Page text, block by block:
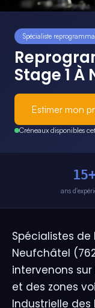
Spécialiste
Stage 1
Estimer mon
Créneaux disponibles
ans
Spécialistes
Neufchâtel
intervenons
et des zones
Industrielle des